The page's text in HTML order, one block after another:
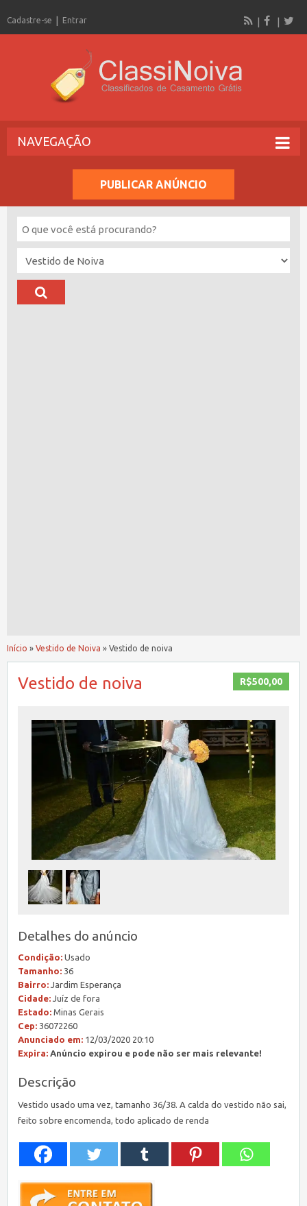
Cadastre-se Entrar
NAVEGAÇÃO
PUBLICAR ANÚNCIO
Início » Vestido de Noiva » Vestido de noiva
R$500,00
Vestido de noiva
Detalhes do anúncio
Condição: Usado
Tamanho: 36
Bairro: Jardim Esperança
Cidade: Juíz de fora
Estado: Minas Gerais
Cep: 36072260
Anunciado em: 12/03/2020 20:10
Expira: Anúncio expirou e pode não ser mais relevante!
Descrição
Vestido usado uma vez, tamanho 36/38. A calda do vestido não sai,
feito sobre encomenda, todo aplicado de renda